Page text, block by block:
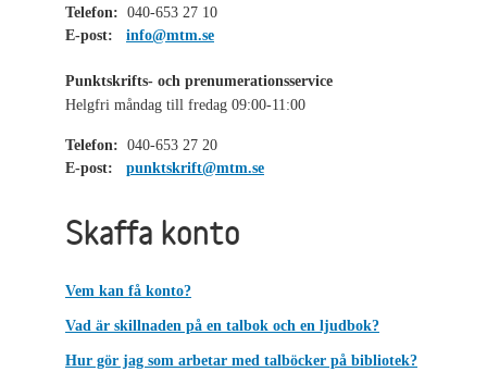
Telefon: 040-653 27 10
E-post:
info@mtm.se
Punktskrifts- och prenumerationsservice
Helgfri måndag till fredag 09:00-11:00
Telefon: 040-653 27 20
E-post:
punktskrift@mtm.se
Skaffa konto
Vem kan få konto?
Vad är skillnaden på en talbok och en ljudbok?
Hur gör jag som arbetar med talböcker på bibliotek?